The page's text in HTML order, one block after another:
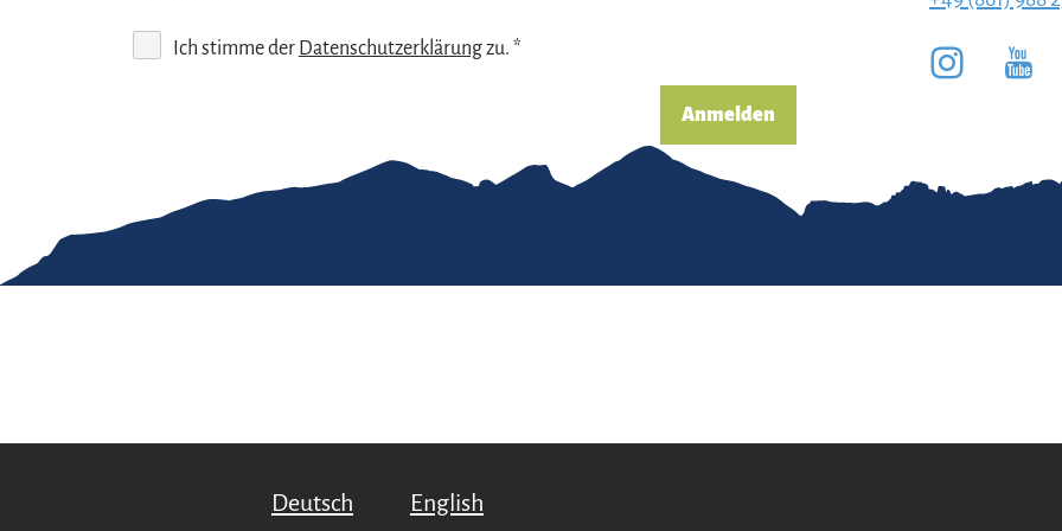
Ich stimme der Datenschutzerklärungzu. *
Anmelden
Deutsch English